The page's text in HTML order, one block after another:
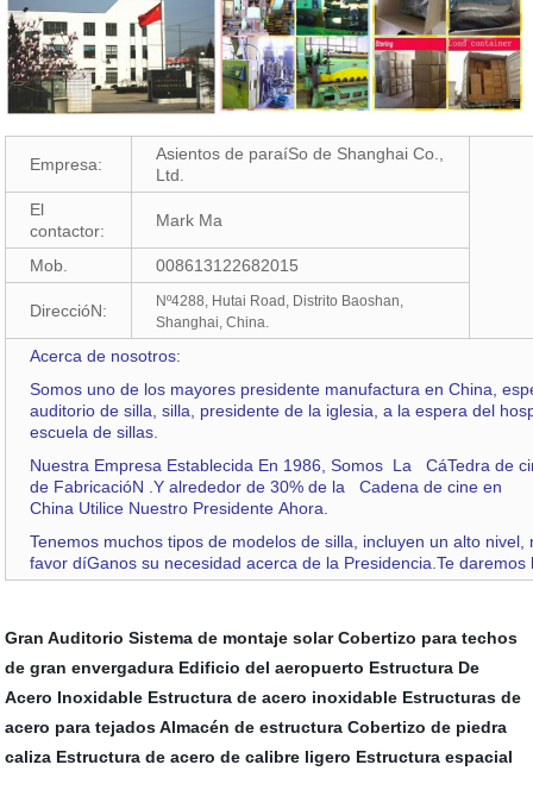
Empresa:
Asientos de paraíSo de Shanghai Co.,
Ltd.
El
contactor:
Mark Ma
Mob. 008613122682015
DireccióN:
Nº4288, Hutai Road, Distrito Baoshan,
Shanghai, China.
Acerca de nosotros:
Somos uno de los mayores presidente manufactura en China,
auditorio de silla, silla, presidente de la iglesia, a la espera del
escuela de sillas.
Nuestra Empresa Establecida En 1986, Somos La CáTedra de
de FabricacióN .Y alrededor de 30% de la Cadena de cine en
China Utilice Nuestro Presidente Ahora.
Tenemos muchos tipos de modelos de silla, incluyen un alto
favor díGanos su necesidad acerca de la Presidencia.Te
Gran Auditorio Sistema de montaje solar Cobertizo para techos
de gran envergadura Edificio del aeropuerto Estructura De
Acero Inoxidable Estructura de acero inoxidable Estructuras de
acero para tejados Almacén de estructura Cobertizo de piedra
caliza Estructura de acero de calibre ligero Estructura espacial